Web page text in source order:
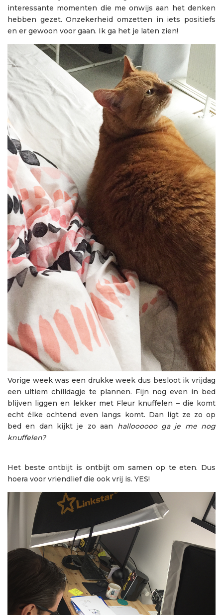
interessante momenten die me onwijs aan het denken
hebben gezet. Onzekerheid omzetten in iets positiefs
en er gewoon voor gaan. Ik ga het je laten zien!
Vorige week was een drukke week dus besloot ik vrijdag
een ultiem chilldagje te plannen. Fijn nog even in bed
blijven liggen en lekker met Fleur knuffelen – die komt
echt élke ochtend even langs komt. Dan ligt ze zo op
bed en dan kijkt je zo aan halloooooo ga je me nog
knuffelen?
Het beste ontbijt is ontbijt om samen op te eten. Dus
hoera voor vriendlief die ook vrij is. YES!